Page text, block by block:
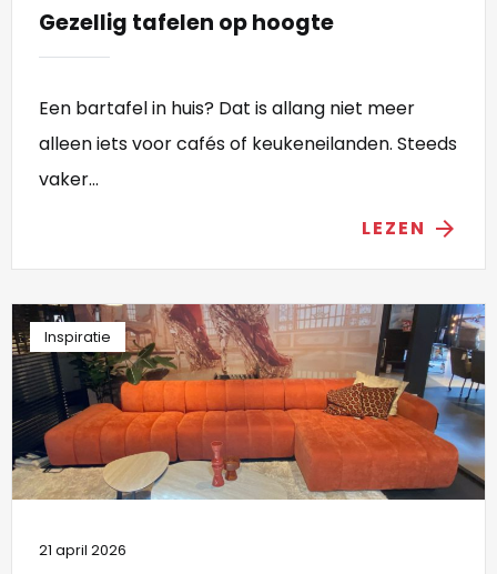
Gezellig tafelen op hoogte
Een bartafel in huis? Dat is allang niet meer
alleen iets voor cafés of keukeneilanden. Steeds
vaker...
LEZEN arrow_forward
Inspiratie
21 april 2026